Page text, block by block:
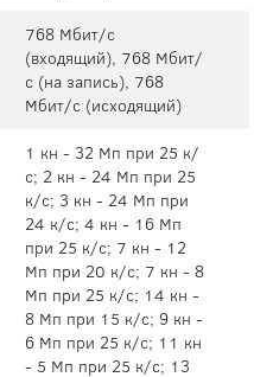
768 Мбит/с
(входящий), 768 Мбит/
с (на запись), 768
Мбит/с (исходящий)
1 кн - 32 Мп при 25 к/
с; 2 кн - 24 Мп при 25
к/с; 3 кн - 24 Мп при
24 к/с; 4 кн - 16 Мп
при 25 к/с; 7 кн - 12
Мп при 20 к/с; 7 кн - 8
Мп при 25 к/с; 14 кн -
8 Мп при 15 к/с; 9 кн -
6 Мп при 25 к/с; 11 кн
- 5 Мп при 25 к/с; 13